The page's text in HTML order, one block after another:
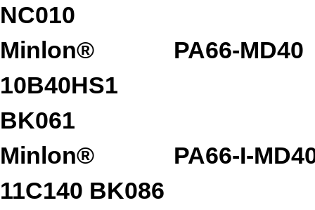
NC010
Minlon®
10B40HS1
BK061
PA66-MD40
Minlon®
11C140 BK086
PA66-I-